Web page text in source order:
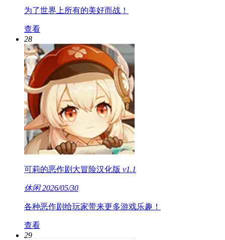
为了世界上所有的美好而战！
查看
28
可莉的恶作剧大冒险汉化版 v1.1
休闲2026/05/30
各种恶作剧给玩家带来更多游戏乐趣！
查看
29